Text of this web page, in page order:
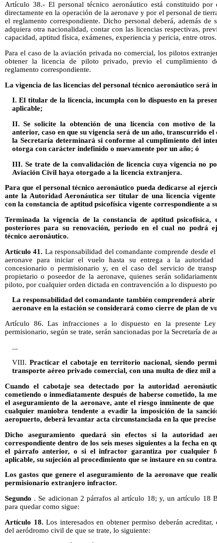
Artículo 38.- El personal técnico aeronáutico está constituido
directamente en la operación de la aeronave y por el personal de
el reglamento correspondiente. Dicho personal deberá, además
adquiera otra nacionalidad, contar con las licencias respectivas,
capacidad, aptitud física, exámenes, experiencia y pericia, entre otros.
Para el caso de la aviación privada no comercial, los pilotos
obtener la licencia de piloto privado, previo el cumplimiento
reglamento correspondiente.
La vigencia de las licencias del personal técnico aeronáutico será
I. El titular de la licencia, incumpla con lo dispuesto en la
aplicable;
II. Se solicite la obtención de una licencia con motivo de la
anterior, caso en que su vigencia será de un año, transcurrido
la Secretaría determinará si conforme al cumplimiento del
otorga con carácter indefinido o nuevamente por un año; ó
III. Se trate de la convalidación de licencia cuya vigencia no
Aviación Civil haya otorgado a la licencia extranjera.
Para que el personal técnico aeronáutico pueda dedicarse al
ante la Autoridad Aeronáutica ser titular de una licencia
con la constancia de aptitud psicofísica vigente correspondiente a
Terminada la vigencia de la constancia de aptitud psicofísica,
posteriores para su renovación, periodo en el cual no podrá
técnico aeronáutico.
Artículo 41. La responsabilidad del comandante comprende desde
aeronave para iniciar el vuelo hasta su entrega a la autoridad
concesionario o permisionario y, en el caso del servicio de
propietario o poseedor de la aeronave, quienes serán
piloto, por cualquier orden dictada en contravención a lo dispuesto
La responsabilidad del comandante también comprenderá
aeronave en la estación se considerará como cierre de plan de
Artículo 86. Las infracciones a lo dispuesto en la presente
permisionario, según se trate, serán sancionadas por la Secretaría de
...
VIII. Practicar el cabotaje en territorio nacional, siendo
transporte aéreo privado comercial, con una multa de diez mil
Cuando el cabotaje sea detectado por la autoridad
cometiendo o inmediatamente después de haberse cometido, la
el aseguramiento de la aeronave, ante el riesgo inminente de
cualquier maniobra tendente a evadir la imposición de la
aeropuerto, deberá levantar acta circunstanciada en la que
Dicho aseguramiento quedará sin efectos si la autoridad
correspondiente dentro de los seis meses siguientes a la fecha en
el párrafo anterior, o si el infractor garantiza por cualquier
aplicable, su sujeción al procedimiento que se instaure en su
Los gastos que genere el aseguramiento de la aeronave que
permisionario extranjero infractor.
Segundo . Se adicionan 2 párrafos al artículo 18; y, un artículo 18
para quedar como sigue:
Artículo 18. Los interesados en obtener permiso deberán
del aeródromo civil de que se trate, lo siguiente: